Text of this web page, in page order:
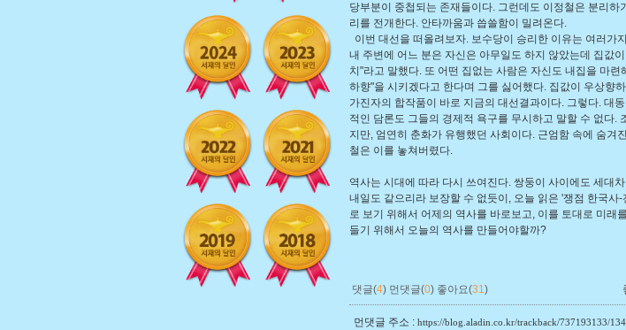
당부분이 중첩되는 존재들이다. 그런데도 이정철은 분리
리를 전개한다. 안타까움과 씁쓸함이 밀려온다.
이번 대선을 떠올려보자. 보수당이 승리한 이유는 여러가
내 주변에 어느 분은 자신은 아무일도 하지 않았는데 집값
치"라고 말했다. 또 어떤 집없는 사람은 자신도 내집을 마
하향"을 시키겠다고 한다며 그를 싫어했다. 집값이 우상향
가진자의 합작품이 바로 지금의 대선결과이다. 그렇다. 대
적인 담론도 그들의 경제적 욕구를 무시하고 말할 수 없다.
지만, 엄연히 춘화가 유행했던 사회이다. 근엄함 속에 숨겨
철은 이를 놓쳐버렸다.
역사는 시대에 따라 다시 쓰여진다. 쌍둥이 사이에도 세대
내일도 같으리라 보장할 수 없듯이, 오늘 읽은 '쟁점 한국
로 보기 위해서 어제의 역사를 바로보고, 이를 토대로 미래
들기 위해서 오늘의 역사를 만들어야할까?
댓글(4) 먼댓글(0) 좋아요(31)
먼댓글 주소 : https://blog.aladin.co.kr/trackback/737193133/